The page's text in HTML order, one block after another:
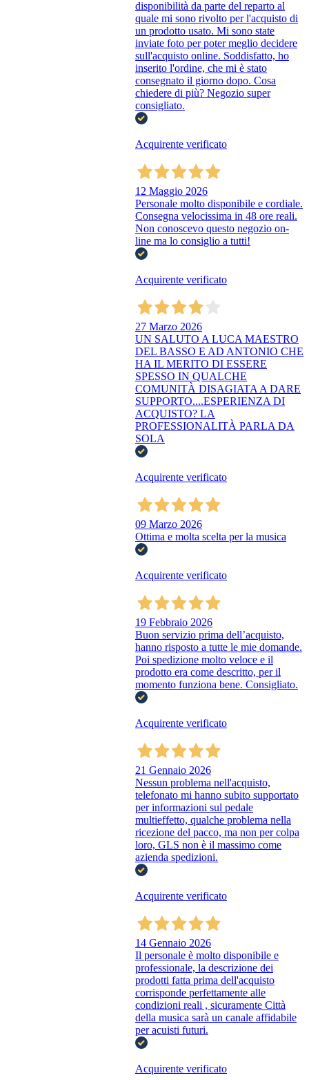
disponibilità da parte del reparto al
quale mi sono rivolto per l'acquisto di
un prodotto usato. Mi sono state
inviate foto per poter meglio decidere
sull'acquisto online. Soddisfatto, ho
inserito l'ordine, che mi è stato
consegnato il giorno dopo. Cosa
chiedere di più? Negozio super
consigliato.
Acquirente verificato
12 Maggio 2026
Personale molto disponibile e cordiale.
Consegna velocissima in 48 ore reali.
Non conoscevo questo negozio on-
line ma lo consiglio a tutti!
Acquirente verificato
27 Marzo 2026
UN SALUTO A LUCA MAESTRO
DEL BASSO E AD ANTONIO CHE
HA IL MERITO DI ESSERE
SPESSO IN QUALCHE
COMUNITÀ DISAGIATA A DARE
SUPPORTO....ESPERIENZA DI
ACQUISTO? LA
PROFESSIONALITÀ PARLA DA
SOLA
Acquirente verificato
09 Marzo 2026
Ottima e molta scelta per la musica
Acquirente verificato
19 Febbraio 2026
Buon servizio prima dell’acquisto,
hanno risposto a tutte le mie domande.
Poi spedizione molto veloce e il
prodotto era come descritto, per il
momento funziona bene. Consigliato.
Acquirente verificato
21 Gennaio 2026
Nessun problema nell'acquisto,
telefonato mi hanno subito supportato
per informazioni sul pedale
multieffetto, qualche problema nella
ricezione del pacco, ma non per colpa
loro, GLS non è il massimo come
azienda spedizioni.
Acquirente verificato
14 Gennaio 2026
Il personale è molto disponibile e
professionale, la descrizione dei
prodotti fatta prima dell'acquisto
corrisponde perfettamente alle
condizioni reali , sicuramente Città
della musica sarà un canale affidabile
per acuisti futuri.
Acquirente verificato